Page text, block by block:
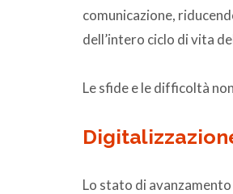
comunicazione,
dell’intero ciclo di vita
Le sfide e le difficoltà
Lo stato di